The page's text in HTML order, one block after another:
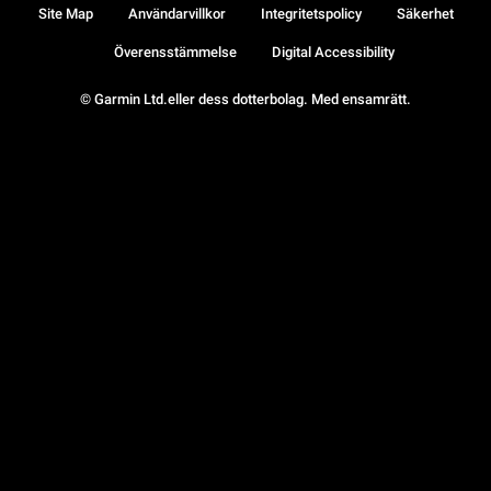
© Garmin Ltd.eller dess dotterbolag. Med ensamrätt.
Site Map Användarvillkor Integritetspolicy Säkerhet
Överensstämmelse Digital Accessibility